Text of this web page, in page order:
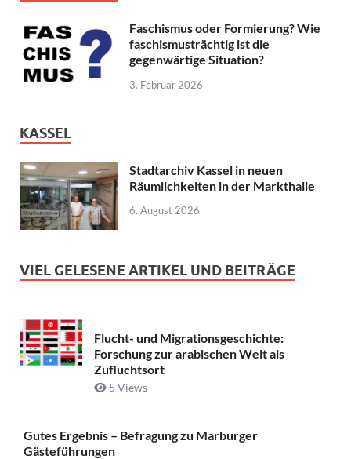
Faschismus oder Formierung? Wie
faschismusträchtig ist die
gegenwärtige Situation?
3. Februar 2026
KASSEL
Stadtarchiv Kassel in neuen
Räumlichkeiten in der Markthalle
6. August 2026
VIEL GELESENE ARTIKEL UND BEITRÄGE
Flucht- und Migrationsgeschichte:
Forschung zur arabischen Welt als
Zufluchtsort
5 Views
Gutes Ergebnis – Befragung zu Marburger
Gästeführungen